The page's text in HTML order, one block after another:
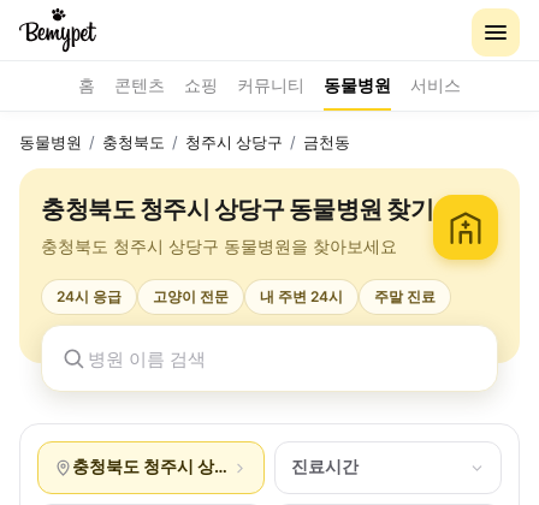
홈 콘텐츠 쇼핑 커뮤니티 동물병원 서비스
동물병원 / 충청북도 / 청주시 상당구 / 금천동
충청북도 청주시 상당구 동물병원 찾기
충청북도 청주시 상당구 동물병원을 찾아보세요
24시 응급 고양이 전문 내 주변 24시 주말 진료
충청북도 청주시 상당구 금천동진료시간